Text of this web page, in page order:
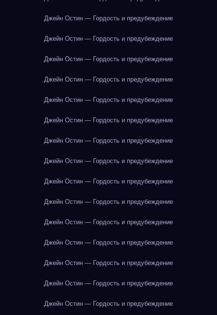
Джейн Остин — Гордость и предубеждение
Джейн Остин — Гордость и предубеждение
Джейн Остин — Гордость и предубеждение
Джейн Остин — Гордость и предубеждение
Джейн Остин — Гордость и предубеждение
Джейн Остин — Гордость и предубеждение
Джейн Остин — Гордость и предубеждение
Джейн Остин — Гордость и предубеждение
Джейн Остин — Гордость и предубеждение
Джейн Остин — Гордость и предубеждение
Джейн Остин — Гордость и предубеждение
Джейн Остин — Гордость и предубеждение
Джейн Остин — Гордость и предубеждение
Джейн Остин — Гордость и предубеждение
Джейн Остин — Гордость и предубеждение